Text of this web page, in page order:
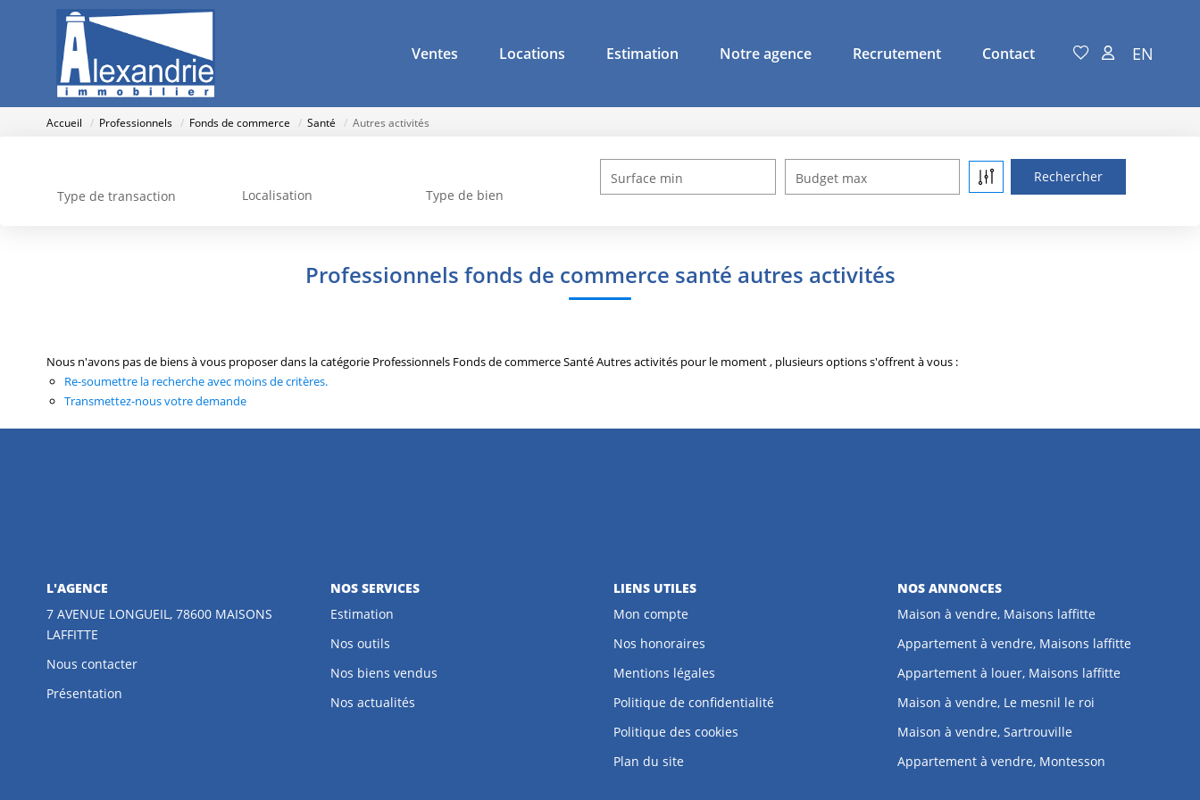
Ventes Locations Estimation Notre agence Recrutement Contact EN
Accueil Professionnels Fonds de commerce Santé Autres activités
Type de transaction Localisation Type de bien
Surface min Budget max
Professionnels fonds de commerce santé autres activités
Nous n'avons pas de biens à vous proposer dans la catégorie Professionnels Fonds de commerce Santé Autres activités pour le moment , plusieurs options s'offrent à vous :
Re-soumettre la recherche avec moins de critères.
Transmettez-nous votre demande
L'AGENCE
7 AVENUE LONGUEIL, 78600 MAISONS
LAFFITTE
Nous contacter
Présentation
NOS SERVICES
Estimation
Nos outils
Nos biens vendus
Nos actualités
LIENS UTILES
Mon compte
Nos honoraires
Mentions légales
Politique de confidentialité
Politique des cookies
Plan du site
NOS ANNONCES
Maison à vendre, Maisons laffitte
Appartement à vendre, Maisons laffitte
Appartement à louer, Maisons laffitte
Maison à vendre, Le mesnil le roi
Maison à vendre, Sartrouville
Appartement à vendre, Montesson